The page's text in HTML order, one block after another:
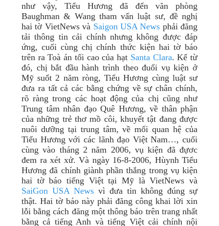
như vậy, Tiểu Hương đã đến văn phòng
Baughman & Wang tham vấn luật sư, đề nghị
hai tờ VietNews và Saigon USA News phải đăng
tải thông tin cải chính nhưng không được đáp
ứng, cuối cùng chị chính thức kiện hai tờ báo
trên ra Toà án tối cao của hạt Santa Clara. Kể từ
đó, chị bắt đầu hành trình theo đuổi vụ kiện ở
Mỹ suốt 2 năm ròng, Tiểu Hương cùng luật sư
đưa ra tất cả các bằng chứng về sự chân chính,
rõ ràng trong các hoạt động của chị cũng như
Trung tâm nhân đạo Quê Hương, về thân phận
của những trẻ thơ mồ côi, khuyết tật đang được
nuôi dưỡng tại trung tâm, về mối quan hệ của
Tiểu Hương với các lãnh đạo Việt Nam…, cuối
cùng vào tháng 2 năm 2006, vụ kiện đã đựơc
đem ra xét xử. Và ngày 16-8-2006, Hùynh Tiểu
Hương đã chính giành phần thắng trong vụ kiện
hai tờ báo tiếng Việt tại Mỹ là VietNews và
SaiGon USA News vì đưa tin không đúng sự
thật. Hai tờ báo này phải đăng công khai lời xin
lỗi bằng cách đăng một thông báo trên trang nhất
bằng cả tiếng Anh và tiếng Việt cải chính nội